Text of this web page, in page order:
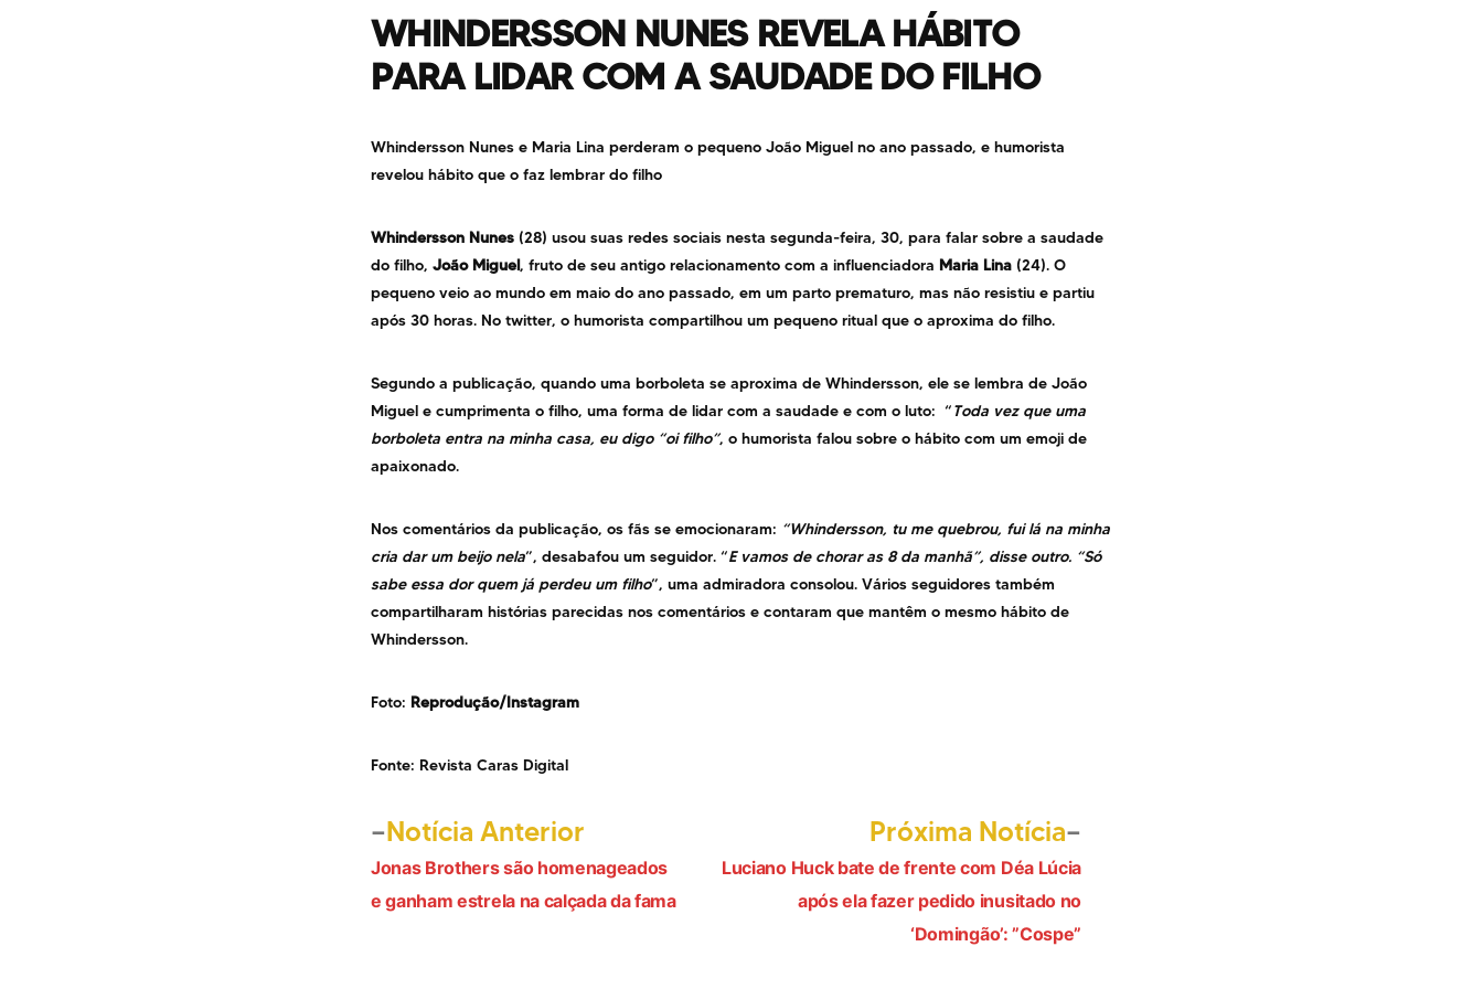
WHINDERSSON NUNES REVELA HÁBITO
PARA LIDAR COM A SAUDADE DO FILHO
Whindersson Nunes e Maria Lina perderam o pequeno João Miguel no ano passado, e humorista
revelou hábito que o faz lembrar do filho
Whindersson Nunes(28) usou suas redes sociais nesta segunda-feira, 30, para falar sobre a saudade
do filho, João Miguel, fruto de seu antigo relacionamento com a influenciadora Maria Lina (24). O
pequeno veio ao mundo em maio do ano passado, em um parto prematuro, mas não resistiu e partiu
após 30 horas. No twitter, o humorista compartilhou um pequeno ritual que o aproxima do filho.
Segundo a publicação, quando uma borboleta se aproxima de Whindersson, ele se lembra de João
Miguel e cumprimenta o filho, uma forma de lidar com a saudade e com o luto: “Toda vez que uma
borboleta entra na minha casa, eu digo “oi filho”, o humorista falou sobre o hábito com um emoji de
apaixonado.
Nos comentários da publicação, os fãs se emocionaram: “Whindersson, tu me quebrou, fui lá na minha
cria dar um beijo nela”, desabafou um seguidor. “E vamos de chorar as 8 da manhã”, disse outro. “Só
sabe essa dor quem já perdeu um filho”, uma admiradora consolou. Vários seguidores também
compartilharam histórias parecidas nos comentários e contaram que mantêm o mesmo hábito de
Whindersson.
Foto: Reprodução/Instagram
Fonte: Revista Caras Digital
Navegação
de
Notícia AnteriorPost
anterior:
Jonas Brothers são homenageados
e ganham estrela na calçada da fama
Próxima Notícia
post:
Luciano Huck bate de frente com Déa Lúcia
após ela fazer pedido inusitado no
‘Domingão’: ”Cospe”